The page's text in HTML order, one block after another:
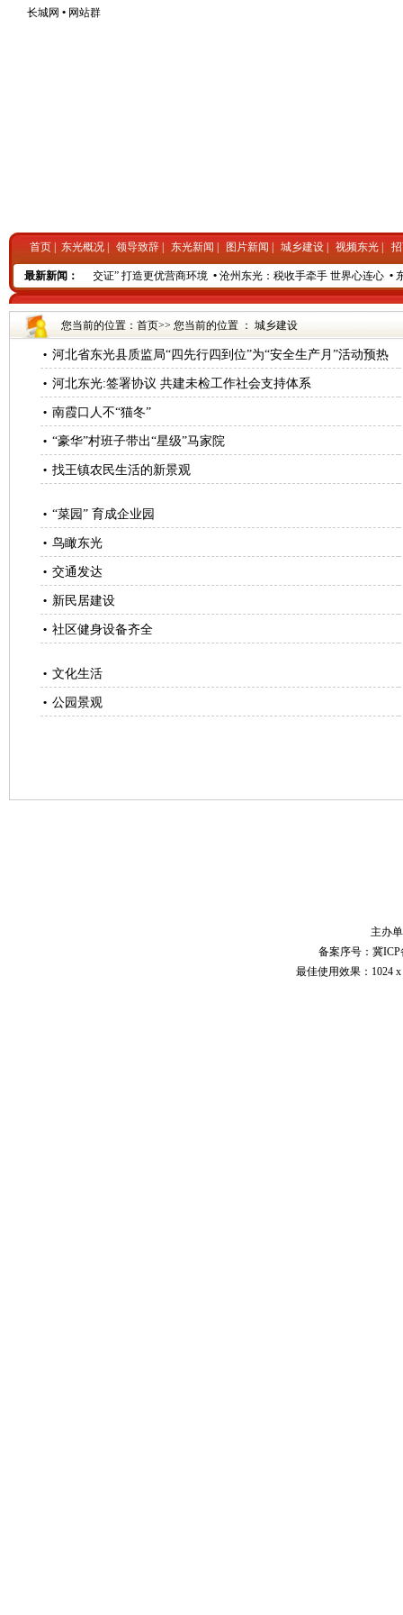
长城网 • 网站群
首页 东光概况 领导致辞 东光新闻 图片新闻 城乡建设 视频东光
最新新闻：
州东光：“交地即交证” 打造更优营商环境 • 沧州东光：税收手牵手 世界心连心 • 东
您当前的位置： 首页>> 您当前的位置 ： 城乡建设
• 河北省东光县质监局“四先行四到位”为“安全生产月”活动预热
• 河北东光:签署协议 共建未检工作社会支持体系
• 南霞口人不“猫冬”
• “豪华”村班子带出“星级”马家院
• 找王镇农民生活的新景观
• “菜园” 育成企业园
• 鸟瞰东光
• 交通发达
• 新民居建设
• 社区健身设备齐全
• 文化生活
• 公园景观
主办
备案序号： 冀ICP
最佳使用效果：1024